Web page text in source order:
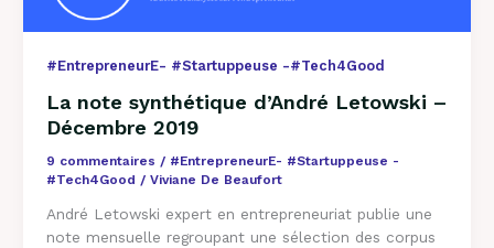
#EntrepreneurE- #Startuppeuse -#Tech4Good
La note synthétique d’André Letowski –
Décembre 2019
9 commentaires / #EntrepreneurE- #Startuppeuse -
#Tech4Good / Viviane De Beaufort
André Letowski expert en entrepreneuriat publie une
note mensuelle regroupant une sélection des corpus
Letowski
–
Décembre